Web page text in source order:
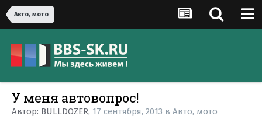
Авто, мото
У меня автовопрос!
Автор: BULLDOZER, 17 сентября, 2013 в Авто, мото